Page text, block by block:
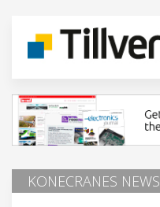
KONECRANES NEWS